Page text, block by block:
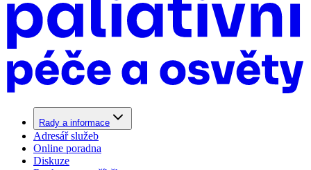
Rady a informace
Adresář služeb
Online poradna
Diskuze